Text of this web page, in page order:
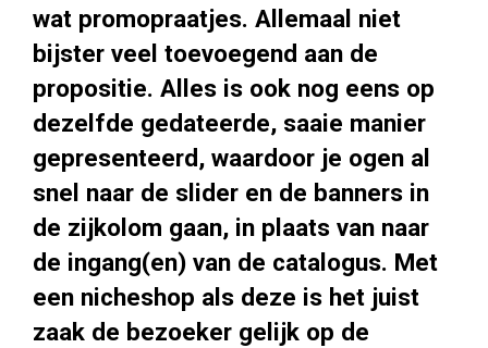
wat promopraatjes. Allemaal niet
bijster veel toevoegend aan de
propositie. Alles is ook nog eens op
dezelfde gedateerde, saaie manier
gepresenteerd, waardoor je ogen al
snel naar de slider en de banners in
de zijkolom gaan, in plaats van naar
de ingang(en) van de catalogus. Met
een nicheshop als deze is het juist
zaak de bezoeker gelijk op de